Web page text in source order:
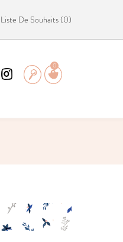
Liste De Souhaits (0)
0